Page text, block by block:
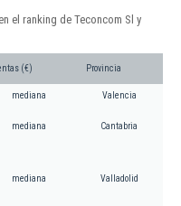
el ranking de Teconcom Sl y
(€) Provincia
mediana Valencia
mediana Cantabria
mediana Valladolid